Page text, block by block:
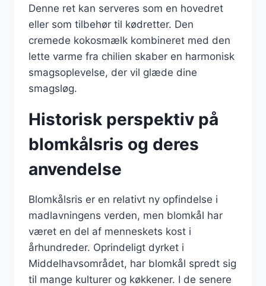
Denne ret kan serveres som en hovedret
eller som tilbehør til kødretter. Den
cremede kokosmælk kombineret med den
lette varme fra chilien skaber en harmonisk
smagsoplevelse, der vil glæde dine
smagsløg.
Historisk perspektiv på
blomkålsris og deres
anvendelse
Blomkålsris er en relativt ny opfindelse i
madlavningens verden, men blomkål har
været en del af menneskets kost i
århundreder. Oprindeligt dyrket i
Middelhavsområdet, har blomkål spredt sig
til mange kulturer og køkkener. I de senere